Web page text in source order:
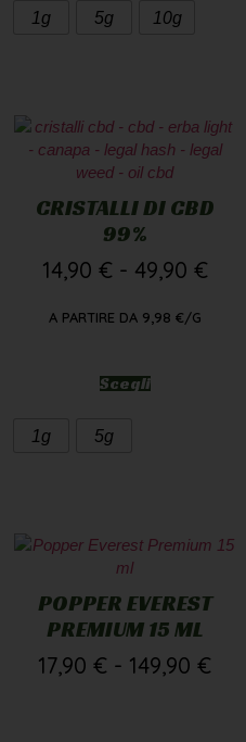
1g 5g 10g
CRISTALLI DI CBD
99%
14,90 € - 49,90 €
A PARTIRE DA 9,98 €/G
Scegli
1g 5g
POPPER EVEREST
PREMIUM 15 ML
17,90 € - 149,90 €